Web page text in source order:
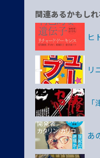
関連あるかもし
ヒ
リ
あ